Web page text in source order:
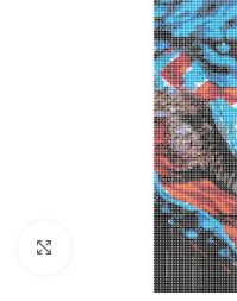
Click to enlarge